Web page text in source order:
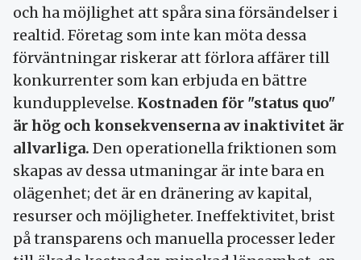
och ha möjlighet att spåra sina försändelser i
realtid. Företag som inte kan möta dessa
förväntningar riskerar att förlora affärer till
konkurrenter som kan erbjuda en bättre
kundupplevelse. Kostnaden för "status quo"
är hög och konsekvenserna av inaktivitet är
allvarliga. Den operationella friktionen som
skapas av dessa utmaningar är inte bara en
olägenhet; det är en dränering av kapital,
resurser och möjligheter. Ineffektivitet, brist
på transparens och manuella processer leder